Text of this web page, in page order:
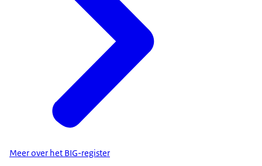
Meer over het BIG-register